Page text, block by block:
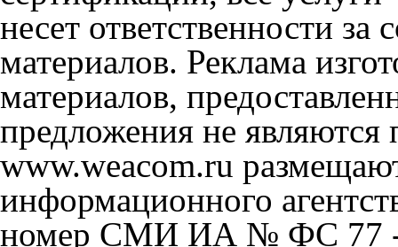
несет ответственности
материалов. Реклама
материалов,
предложения не
www.weacom.ru
информационного
номер СМИ ИА № ФС 77 -